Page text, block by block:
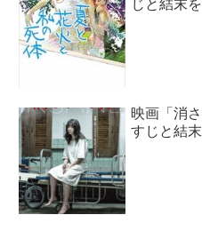
じと結末
映画「消
すじと結